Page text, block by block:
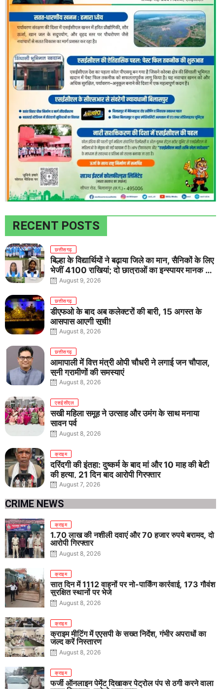
RECENT POSTS
छत्तीसगढ़
बिल्हा के विद्यार्थियों ने बढ़ाया जिले का मान, सैनिकों के लिए
भेजीं 4100 राखियां; दो छात्राओं का इन्स्पायर मानक में
राष्ट्रीय चयन
August 9, 2026
छत्तीसगढ़
डीएफओ के बाद अब कलेक्टरों की बारी, 15 अगस्त के
आसपास आएगी सूची!
August 8, 2026
छत्तीसगढ़
आमापाली में वित्त मंत्री ओपी चौधरी ने लगाई जन चौपाल,
सुनी ग्रामीणों की समस्याएं
August 8, 2026
एसईसीएल
सखी महिला समूह ने उत्साह और उमंग के साथ मनाया
सावन पर्व
August 8, 2026
क्राइम
दरिंदगी की इंतहा: दुष्कर्म के बाद मां और 10 माह की बेटी
की हत्या, 21 दिन बाद आरोपी गिरफ्तार
August 7, 2026
CRIME NEWS
क्राइम
1.70 लाख की नशीली दवाएं और 70 हजार रुपये बरामद, दो
आरोपी गिरफ्तार
August 8, 2026
क्राइम
सात दिन में 1112 वाहनों पर नो-पार्किंग कार्रवाई, 173 गौवंश
सुरक्षित स्थानों पर भेजे
August 8, 2026
क्राइम
क्राइम मीटिंग में एएसपी के सख्त निर्देश, गंभीर अपराधों का
जल्द करें निस्तारण
August 8, 2026
क्राइम
फर्जी ऑनलाइन पेमेंट दिखाकर पेट्रोल पंप से ठगी करने वाला